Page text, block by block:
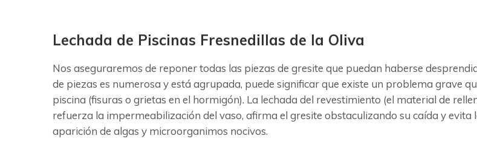
Lechada de Piscinas Fresnedillas de la Oliva
Nos aseguraremos de reponer todas las piezas de gresite que puedan haberse
de piezas es numerosa y está agrupada, puede significar que existe un problema grave
piscina (fisuras o grietas en el hormigón). La lechada del revestimiento (el material de
refuerza la impermeabilización del vaso, afirma el gresite obstaculizando su caída y
aparición de algas y microorganimos nocivos.